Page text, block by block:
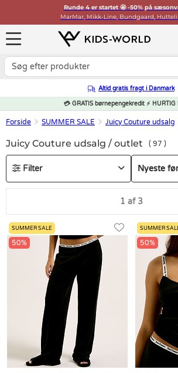
Runde 4 er startet 🤩 -50% på
MarMar, Mikk-Line, Bundgaard,
Altid gratis fragt i Danmark
💳 GRATIS børnepengekredit ⚡ HURTIG
Forside SUMMER SALE Juicy Couture udsalg
Juicy Couture udsalg / outlet 97
Filter
1 af 3
SUMMER SALE
50%
SUMMER
50%